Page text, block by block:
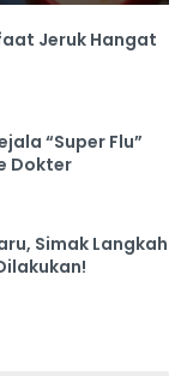
Jeruk Hangat
“Super Flu”
Dokter
Simak Langkah